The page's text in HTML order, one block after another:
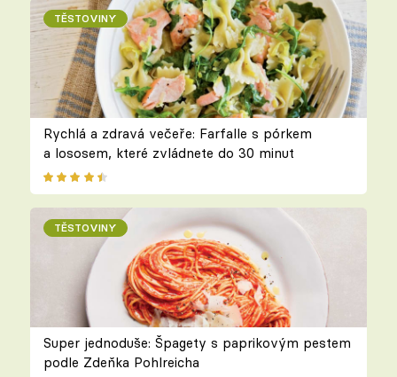
TĚSTOVINY
Rychlá a zdravá večeře: Farfalle s pórkem
a lososem, které zvládnete do 30 minut
TĚSTOVINY
Super jednoduše: Špagety s paprikovým pestem
podle Zdeňka Pohlreicha